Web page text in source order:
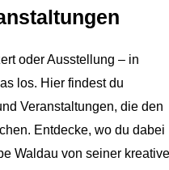
oder Ausstellung – in
los. Hier findest du
Veranstaltungen, die den
Entdecke, wo du dabei
Waldau von seiner